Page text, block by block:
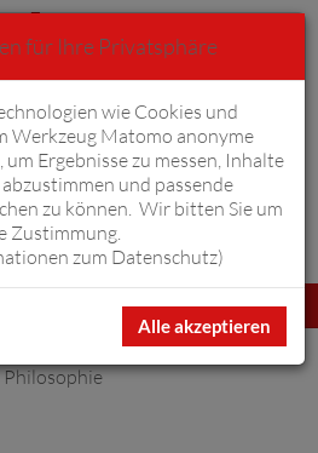
Warenkorb 0
Philosophie
für Ihre Privatsphäre
wie Cookies und
Werkzeug Matomo anonyme
Ergebnisse zu messen, Inhalte
und passende
zu können. Wir bitten Sie um
Zustimmung.
zum Datenschutz)
Alle akzeptieren